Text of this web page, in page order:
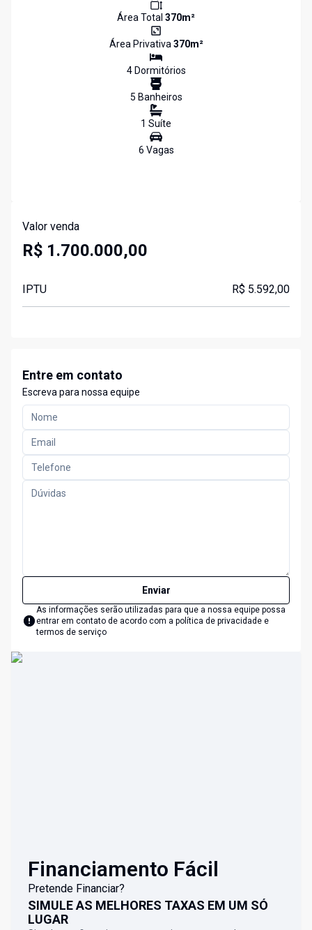
Área Total 370m²
Área Privativa370m²
4Dormitórios
5 Banheiros
1 Suíte
6 Vagas
Valor venda
R$ 1.700.000,00
IPTU R$ 5.592,00
Entre em contato
Escreva para nossa equipe
Enviar
As informações serão utilizadas para que a nossa equipe possa
entrar em contato de acordo com a política de privacidade e
termos de serviço
Financiamento Fácil
Pretende Financiar?
SIMULE AS MELHORES TAXAS EM UM SÓ
LUGAR